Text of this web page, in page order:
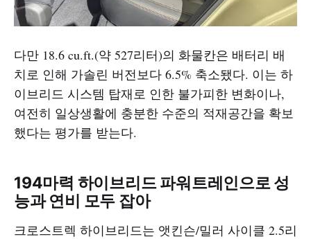
다만 18.6 cu.ft.(약 527리터)의 화물칸은 배터리 배
치로 인해 가솔린 버전보다 6.5% 축소됐다. 이는 하
이브리드 시스템 탑재로 인한 불가피한 변화이나,
여전히 일상생활에 충분한 수준의 적재공간을 확보
했다는 평가를 받는다.
194마력 하이브리드 파워트레인으로 성
능과 연비 모두 잡아
크로스트렉 하이브리드는 앳킨슨/밀러 사이클 2.5리